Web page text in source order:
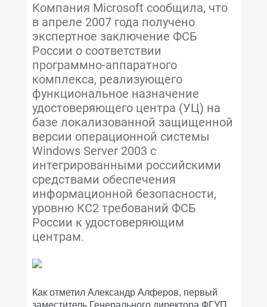
Компания Microsoft сообщила, что
в апреле 2007 года получено
экспертное заключение ФСБ
России о соответствии
программно-аппаратного
комплекса, реализующего
функциональное назначение
удостоверяющего центра (УЦ) на
базе локализованной защищенной
версии операционной системы
Windows Server 2003 с
интегрированными российскими
средствами обеспечения
информационной безопасности,
уровню КС2 требований ФСБ
России к удостоверяющим
центрам.
Как отметил Александр Алферов, первый